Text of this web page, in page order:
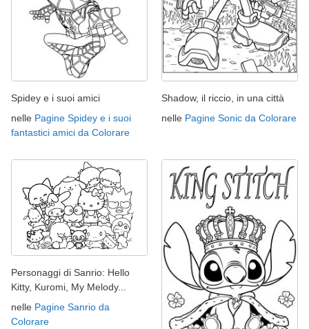
Spidey e i suoi amici
nelle Pagine Spidey e i suoi
fantastici amici da Colorare
Shadow, il riccio, in una città
nelle Pagine Sonic da Colorare
Personaggi di Sanrio: Hello
Kitty, Kuromi, My Melody...
nelle Pagine Sanrio da
Colorare